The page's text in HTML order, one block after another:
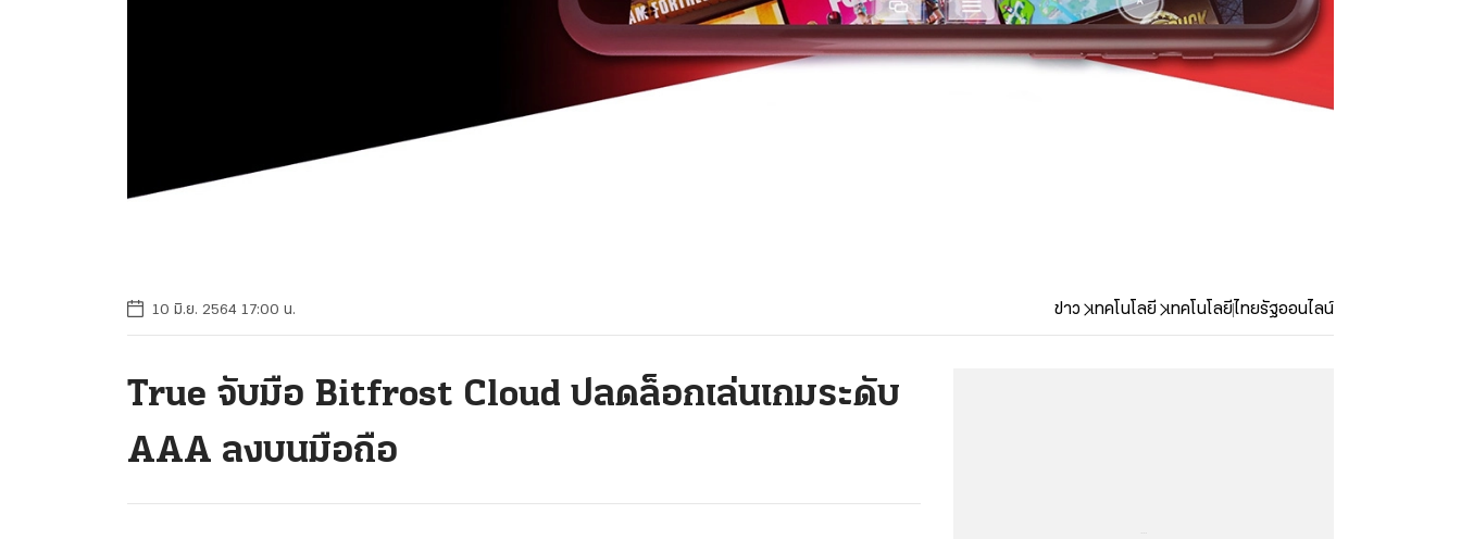
10 มิ.ย. 2564 17:00 น. ข่าว เทคโนโลยี เทคโนโลยีไทยรัฐออนไลน์
True จับมือ Bitfrost Cloud ปลดล็อกเล่นเกมระดับ
AAA ลงบนมือถือ